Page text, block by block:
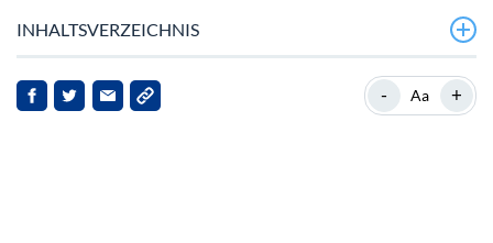
INHALTSVERZEICHNIS
Wichtige Entwicklungen
- Aa +